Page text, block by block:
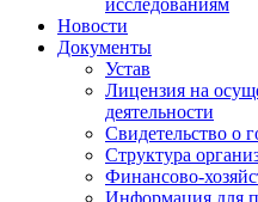
исследованиям
Новости
Документы
Устав
Лицензия на
деятельности
Свидетельство о
Структура
Финансово-
Информация для